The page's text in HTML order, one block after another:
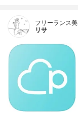
フリーランス
リサ